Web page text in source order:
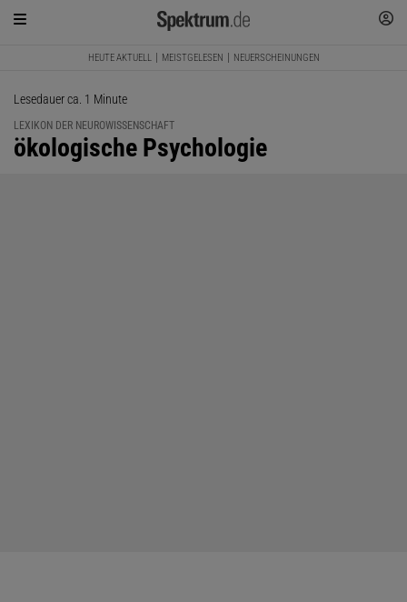
HEUTE AKTUELL MEISTGELESEN NEUERSCHEINUNGEN
Lesedauer ca. 1 Minute
LEXIKON DER NEUROWISSENSCHAFT
:
ökologische Psychologie